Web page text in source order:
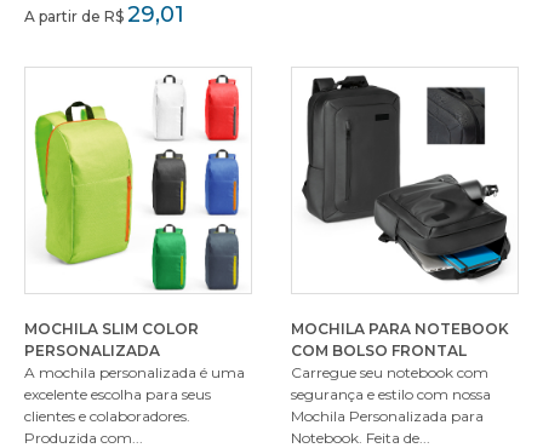
A partir de R$ 29,01
MOCHILA SLIM COLOR
PERSONALIZADA
A mochila personalizada é uma
excelente escolha para seus
clientes e colaboradores.
Produzida com...
MOCHILA PARA NOTEBOOK
COM BOLSO FRONTAL
Carregue seu notebook com
segurança e estilo com nossa
Mochila Personalizada para
Notebook. Feita de...